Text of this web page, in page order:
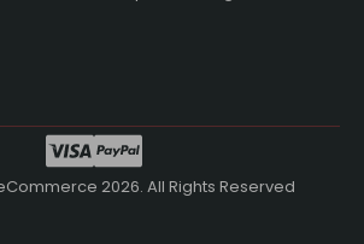
2026. All Rights Reserved